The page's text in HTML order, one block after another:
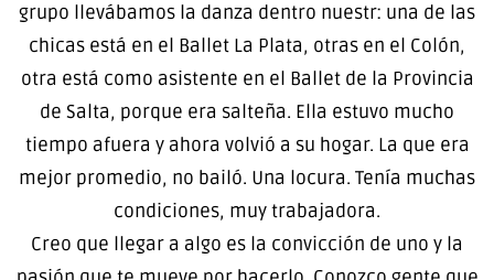
grupo llevábamos la danza dentro nuestr: una de las
chicas está en el Ballet La Plata, otras en el Colón,
otra está como asistente en el Ballet de la Provincia
de Salta, porque era salteña. Ella estuvo mucho
tiempo afuera y ahora volvió a su hogar. La que era
mejor promedio, no bailó. Una locura. Tenía muchas
condiciones, muy trabajadora.
Creo que llegar a algo es la convicción de uno y la